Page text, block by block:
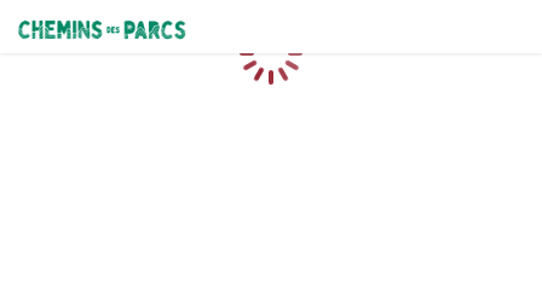
Chemins des Parcs
Chargement